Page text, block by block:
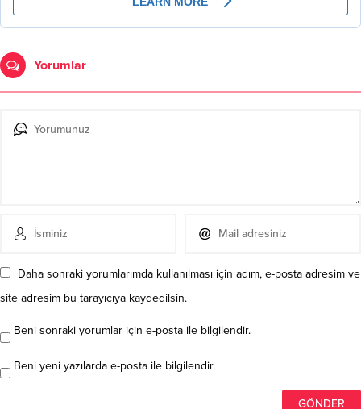
Yorumlar
Daha sonraki yorumlarımda kullanılması için adım, e-posta adresim ve
site adresim bu tarayıcıya kaydedilsin.
Beni sonraki yorumlar için e-posta ile bilgilendir.
Beni yeni yazılarda e-posta ile bilgilendir.